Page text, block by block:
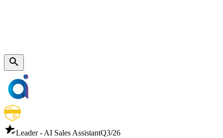
Leader - AI Sales AssistantQ3/26